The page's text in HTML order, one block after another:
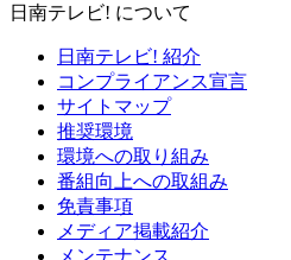
日南テレビ! について
日南テレビ! 紹介
コンプライアンス宣言
サイトマップ
推奨環境
環境への取り組み
番組向上への取組み
免責事項
メディア掲載紹介
メンテナンス